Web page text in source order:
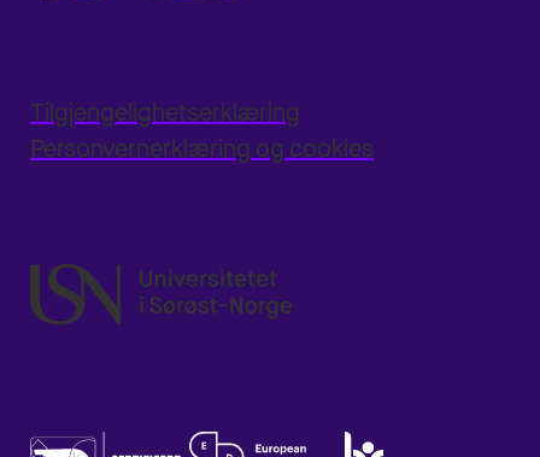
Tilgjengelighetserklæring
Personvernerklæring og cookies